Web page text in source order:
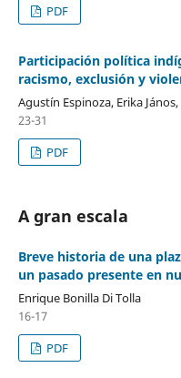
PDF
Participación política
racismo, exclusión y
Agustín Espinoza, Erika
23-31
PDF
A gran escala
Breve historia de una
un pasado presente en
Enrique Bonilla Di Tolla
16-17
PDF